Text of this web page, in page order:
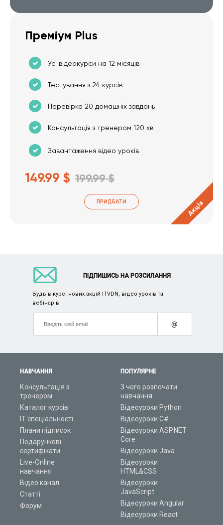
Преміум Plus
Усі відеокурси на 12 місяців
Тестування з 24 курсів
Перевірка 20 домашніх завдань
Консультація з тренером 120 хв
Завантаження відео уроків
149.99 $ 199.99 $
ПРИДБАТИ Акція
НАВЧАННЯ
Консультація з
тренером
Каталог курсів
ІТ спеціальності
Плани підписок
Подарункові
сертифікати
Live-Online
навчання
Відео канал
Статті
Форум
ПОПУЛЯРНЕ
З чого розпочати
навчання
Відеоуроки Python
Відеоуроки C#
Відеоуроки ASP.NET
Core
Відеоуроки Java
Відеоуроки
HTML&CSS
Відеоуроки
JavaScript
Відеоуроки Angular
Відеоуроки React
ПІДПИШИСЬ НА РОЗСИЛАННЯ
Будь в курсі нових акцій ITVDN, відео уроків та
вебінарів
@